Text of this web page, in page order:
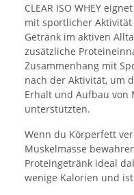
CLEAR ISO WHEY
mit sportlicher
Getränk im aktiven
zusätzliche
Zusammenhang mit
nach der Aktivität, um
Erhalt und Aufbau von
unterstützten.
Wenn du Körperfett
Muskelmasse
Proteingetränk ideal
wenige Kalorien und